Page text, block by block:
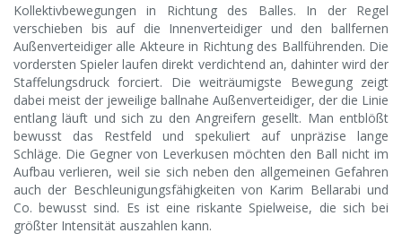
Kollektivbewegungen in Richtung des Balles. In der Regel
verschieben bis auf die Innenverteidiger und den ballfernen
Außenverteidiger alle Akteure in Richtung des Ballführenden. Die
vordersten Spieler laufen direkt verdichtend an, dahinter wird der
Staffelungsdruck forciert. Die weiträumigste Bewegung zeigt
dabei meist der jeweilige ballnahe Außenverteidiger, der die Linie
entlang läuft und sich zu den Angreifern gesellt. Man entblößt
bewusst das Restfeld und spekuliert auf unpräzise lange
Schläge. Die Gegner von Leverkusen möchten den Ball nicht im
Aufbau verlieren, weil sie sich neben den allgemeinen Gefahren
auch der Beschleunigungsfähigkeiten von Karim Bellarabi und
Co. bewusst sind. Es ist eine riskante Spielweise, die sich bei
größter Intensität auszahlen kann.